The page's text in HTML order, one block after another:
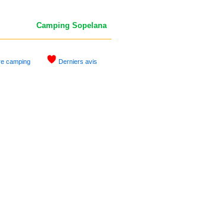
Camping Sopelana
camping Derniers avis